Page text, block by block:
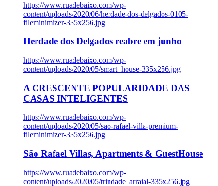
https://www.ruadebaixo.com/wp-
content/uploads/2020/06/herdade-dos-delgados-0105-
fileminimizer-335x256.jpg
Herdade dos Delgados reabre em junho
https://www.ruadebaixo.com/wp-
content/uploads/2020/05/smart_house-335x256.jpg
A CRESCENTE POPULARIDADE DAS
CASAS INTELIGENTES
https://www.ruadebaixo.com/wp-
content/uploads/2020/05/sao-rafael-villa-premium-
fileminimizer-335x256.jpg
São Rafael Villas, Apartments & GuestHouse
https://www.ruadebaixo.com/wp-
content/uploads/2020/05/trindade_arraial-335x256.jpg